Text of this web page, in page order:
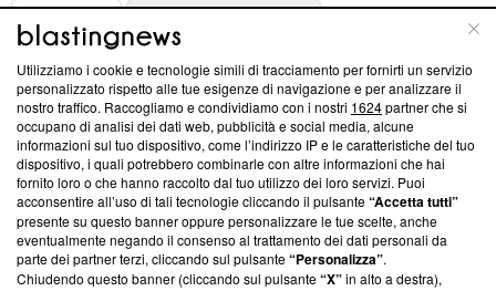
ABOUT
Questa sezione offre informazioni trasparenti su Blasting
News, sui nostri processi editoriali e su come ci impegniamo a
creare news di qualità. Inoltre, afferma la nostra aderenza a
‘Trust Project - News with Integrity’Blasting News non è
ancora membro del programma, ma ha richiesto di farne
parte; Trust Project non ha ancora effettuato una verifica di
conformità agli standard.
Su di noi
Utilizziamo i cookie e tecnologie simili di tracciamento per fornirti un servizio
personalizzato rispetto alle tue esigenze di navigazione e per analizzare il
nostro traffico. Raccogliamo e condividiamo con i nostri 1624partner che si
occupano di analisi dei dati web, pubblicità e social media, alcune
informazioni sul tuo dispositivo, come l’indirizzo IP e le caratteristiche del tuo
dispositivo, i quali potrebbero combinarle con altre informazioni che hai
fornito loro o che hanno raccolto dal tuo utilizzo dei loro servizi. Puoi
acconsentire all’uso di tali tecnologie cliccando il pulsante“Accetta tutti”
presente su questo banner oppure personalizzare le tue scelte, anche
eventualmente negando il consenso al trattamento dei dati personali da
parte dei partner terzi, cliccando sul pulsante“Personalizza”.
Chiudendo questo banner (cliccando sul pulsante“X”in alto a destra),